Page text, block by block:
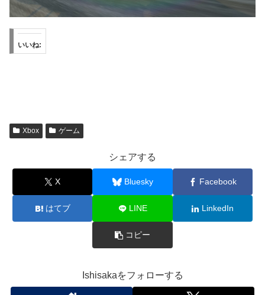
いいね:
Xbox ゲーム
シェアする
X Bluesky Facebook
はてブ LINE LinkedIn
コピー
Ishisakaをフォローする